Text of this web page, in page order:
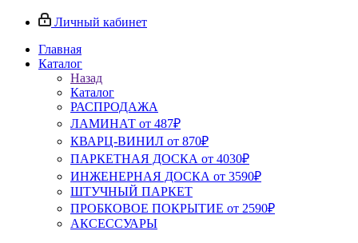
Личный кабинет
Главная
Каталог
Назад
Каталог
РАСПРОДАЖА
ЛАМИНАТ от 487₽
КВАРЦ-ВИНИЛ от 870₽
ПАРКЕТНАЯ ДОСКА от 4030₽
ИНЖЕНЕРНАЯ ДОСКА от 3590₽
ШТУЧНЫЙ ПАРКЕТ
ПРОБКОВОЕ ПОКРЫТИЕ от 2590₽
АКСЕССУАРЫ